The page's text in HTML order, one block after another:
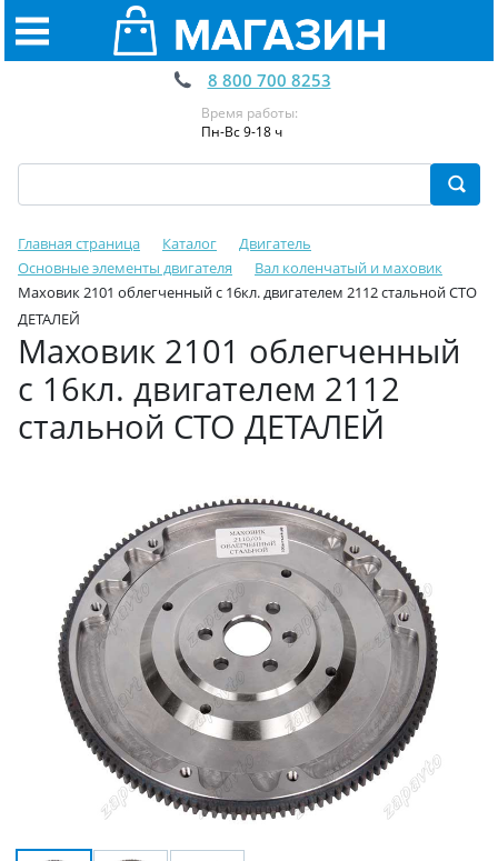
8 800 700 8253
Время работы:
Пн-Вс 9-18 ч
Главная страница Каталог
Двигатель
Основные элементы двигателя
Вал коленчатый и маховик
Маховик 2101 облегченный с 16кл. двигателем 2112 стальной СТО
ДЕТАЛЕЙ
Маховик 2101 облегченный
с 16кл. двигателем 2112
стальной СТО ДЕТАЛЕЙ